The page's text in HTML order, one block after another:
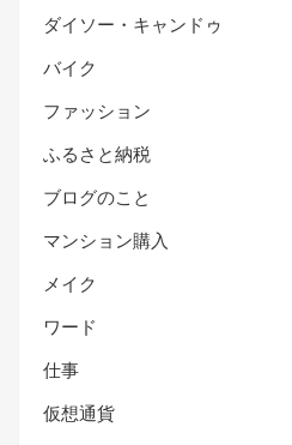
ダイソー・キャンドゥ
バイク
ファッション
ふるさと納税
ブログのこと
マンション購入
メイク
ワード
仕事
仮想通貨